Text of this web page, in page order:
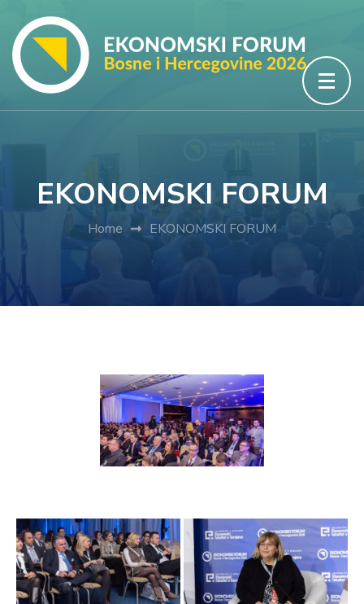
content
(Press
Enter)
EKONOMSKI FORUM
Home EKONOMSKI FORUM